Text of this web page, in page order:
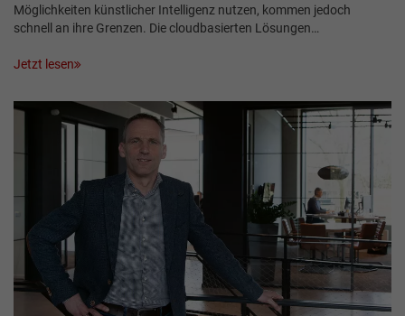
Möglichkeiten künstlicher Intelligenz nutzen, kommen jedoch
schnell an ihre Grenzen. Die cloudbasierten Lösungen…
Jetzt lesen